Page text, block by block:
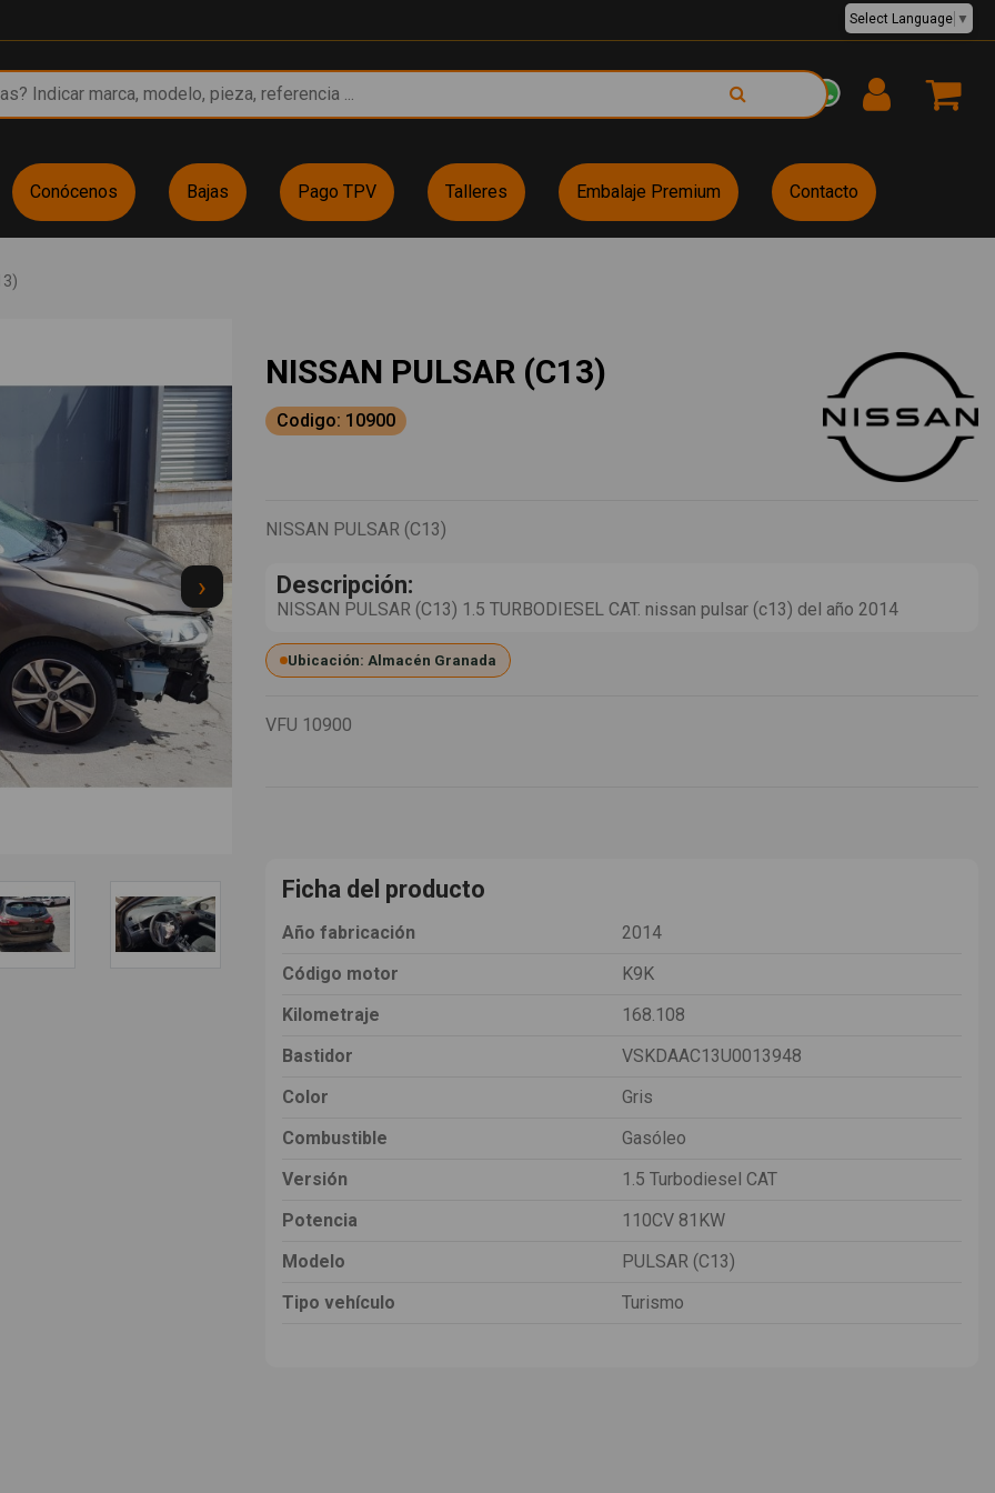
EUR €
Select Language ▼
Conócenos Bajas Pago TPV Talleres Embalaje Premium Contacto
›
NISSAN PULSAR (C13)
Codigo: 10900
NISSAN PULSAR (C13)
Descripción:
NISSAN PULSAR (C13) 1.5 TURBODIESEL CAT. nissan pulsar (c13) del año 2014
Ubicación: Almacén Granada
VFU 10900
Ficha del producto
Año fabricación
2014
Código motor
K9K
Kilometraje
168.108
Bastidor
VSKDAAC13U0013948
Color
Gris
Combustible
Gasóleo
Versión
1.5 Turbodiesel CAT
Potencia
110CV 81KW
Modelo
PULSAR (C13)
Tipo vehículo
Turismo